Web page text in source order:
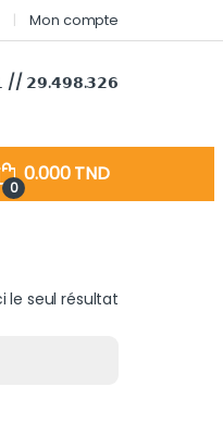
Mon compte
// 𝟮𝟵.𝟰𝟵𝟴.𝟯𝟮𝟲
0
0.000TND
le seul résultat